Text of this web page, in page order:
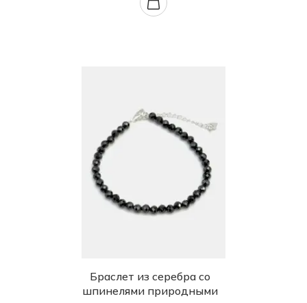
Браслет из серебра со
шпинелями природными